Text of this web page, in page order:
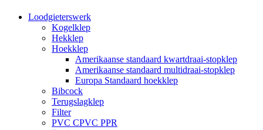
Loodgieterswerk
Kogelklep
Hekklep
Hoekklep
Amerikaanse standaard kwartdraai-stopklep
Amerikaanse standaard multidraai-stopklep
Europa Standaard hoekklep
Bibcock
Terugslagklep
Filter
PVC CPVC PPR